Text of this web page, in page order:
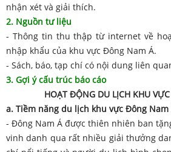
nhận xét và giải thích.
2. Nguồn tư liệu
- Thông tin thu thập từ internet về
nhập khẩu của khu vực Đông Nam Á.
- Sách, báo, tạp chí có nội dung liên
3. Gợi ý cấu trúc báo cáo
HOẠT ĐỘNG DU LỊCH KHU
a. Tiềm năng du lịch khu vực Đông Nam
- Đông Nam Á được thiên nhiên ban
vinh danh qua rất nhiều giải thưởng